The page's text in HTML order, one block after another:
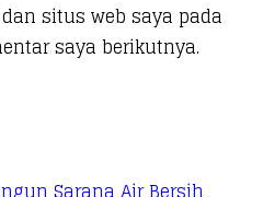
situs web saya pada
saya berikutnya.